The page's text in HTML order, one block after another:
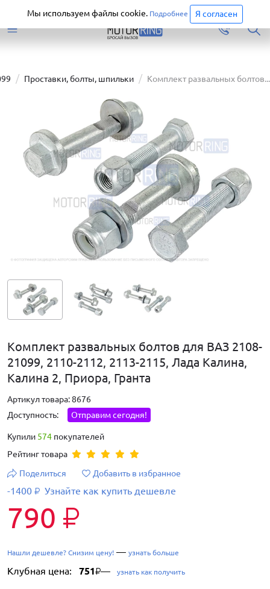
Перейти
Проставки, болты, шпильки Комплект развальных болтов...
Комплект развальных болтов для ВАЗ 2108-
21099, 2110-2112, 2113-2115, Лада Калина,
Калина 2, Приора, Гранта
Артикул товара: 8676
Доступность:
Отправим сегодня!
Купили 574 покупателей
Рейтинг товара
Поделиться
Добавить в избранное
-1400 ₽ Узнайте как купить дешевле
790 ₽
Нашли дешевле? Снизим цену! — узнать больше
Клубная цена: 751₽— узнать как получить
Мы используем файлы cookie. Подробнее Я согласен